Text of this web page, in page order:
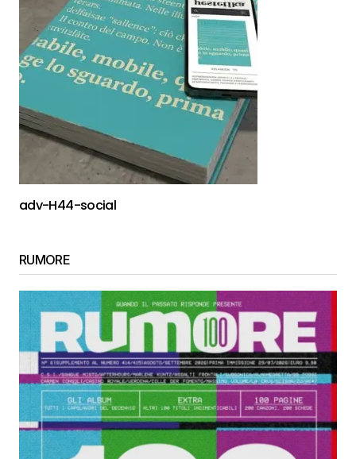
adv-H44-social
RUMORE